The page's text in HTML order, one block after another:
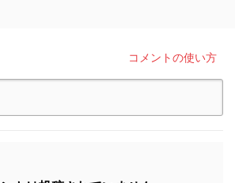
コメントの使い方